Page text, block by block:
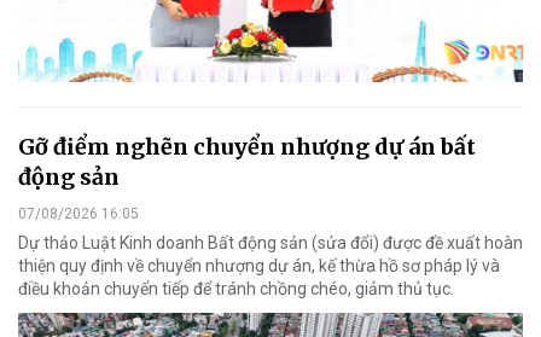
Gỡ điểm nghẽn chuyển nhượng dự án bất
động sản
07/08/2026 16:05
Dự thảo Luật Kinh doanh Bất động sản (sửa đổi) được đề xuất hoàn
thiện quy định về chuyển nhượng dự án, kế thừa hồ sơ pháp lý và
điều khoản chuyển tiếp để tránh chồng chéo, giảm thủ tục.